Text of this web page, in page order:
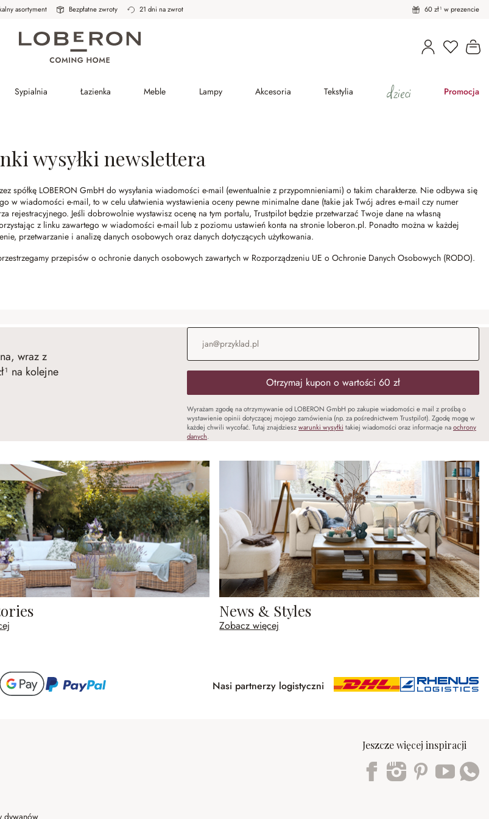
asortyment Bezpłatne zwroty 21 dni na zwrot 60 zł¹ w prezencie
Masz
Sypialnia Łazienka Meble Lampy Akcesoria Tekstylia dzieci Promocja
wysyłki newslettera
spółkę LOBERON GmbH do wysyłania wiadomości e-mail (ewentualnie z przypomnieniami) o takim charakterze. Nie odbywa się
w wiadomości e-mail, to w celu ułatwienia wystawienia oceny pewne minimalne dane (takie jak Twój adres e-mail czy numer
Jeśli dobrowolnie wystawisz ocenę na tym portalu, Trustpilot będzie przetwarzać Twoje dane na własną
z linku zawartego w wiadomości e-mail lub z poziomu ustawień konta na stronie loberon.pl. Ponadto można w każdej
przetwarzanie i analizę danych osobowych oraz danych dotyczących użytkowania.
przepisów o ochronie danych osobowych zawartych w Rozporządzeniu UE o Ochronie Danych Osobowych (RODO).
wraz z
na kolejne
Adres e-mail
Otrzymaj kupon o wartości 60 zł
Wyrażam zgodę na otrzymywanie od LOBERON GmbH po zakupie wiadomości e mail z prośbą o
wystawienie opinii dotyczącej mojego zamówienia (np. za pośrednictwem Trustpilot). Zgodę mogę w
każdej chwili wycofać. Tutaj znajdzieszwarunki wysyłki takiej wiadomości oraz informacje naochrony
danych.
News & Styles
Zobacz więcej
Nasi partnerzy logistyczni
dywanów
Jeszcze więcej inspiracji